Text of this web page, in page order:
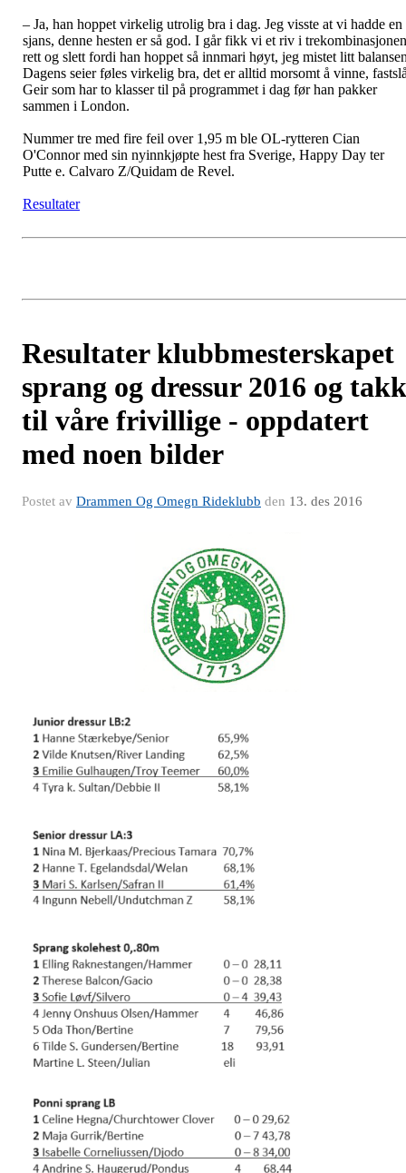
– Ja, han hoppet virkelig utrolig bra i dag. Jeg visste at vi hadde en
sjans, denne hesten er så god. I går fikk vi et riv i trekombinasjonen
rett og slett fordi han hoppet så innmari høyt, jeg mistet litt
Dagens seier føles virkelig bra, det er alltid morsomt å vinne,
Geir som har to klasser til på programmet i dag før han pakker
sammen i London.
Nummer tre med fire feil over 1,95 m ble OL-rytteren Cian
O'Connor med sin nyinnkjøpte hest fra Sverige, Happy Day ter
Putte e. Calvaro Z/Quidam de Revel.
Resultater
Resultater klubbmesterskapet
sprang og dressur 2016 og takk
til våre frivillige - oppdatert
med noen bilder
Postet av Drammen Og Omegn Rideklubb den 13. des 2016